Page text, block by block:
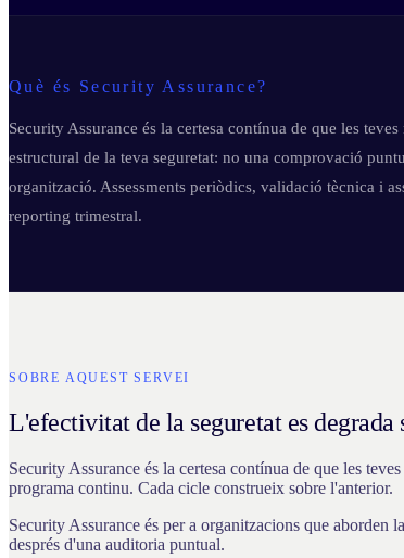
Què és Security Assurance?
Security Assurance és la certesa contínua de que les
estructural de la teva seguretat: no una comprovació
organització. Assessments periòdics, validació tècnica i
reporting trimestral.
SOBRE AQUEST SERVEI
L'efectivitat de la seguretat es
Security Assurance és la certesa contínua de que les
programa continu. Cada cicle construeix sobre l'anterior.
Security Assurance és per a organitzacions que
després d'una auditoria puntual.